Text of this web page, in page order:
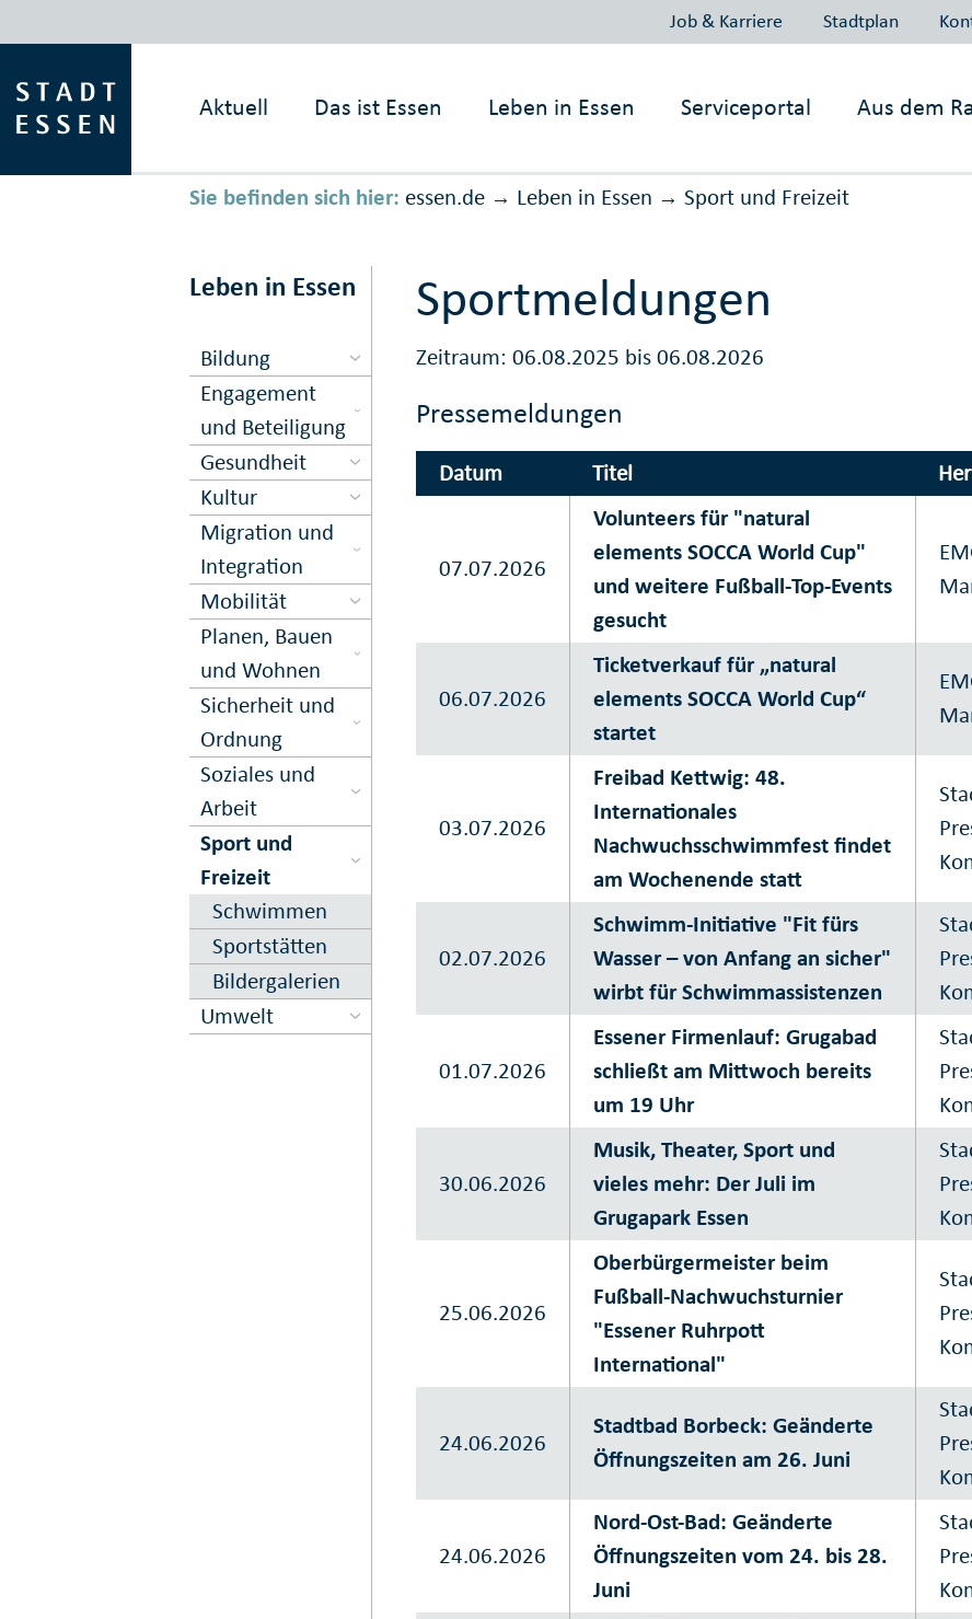
Job & Karriere Stadtplan
Aktuell Das ist Essen Leben in Essen Serviceportal Aus dem
Sie befinden sich hier: essen.de → Leben in Essen → Sport und Freizeit
Leben in Essen
Bildung
Engagement
und Beteiligung
Gesundheit
Kultur
Migration und
Inte­gration
Mobilität
Planen, Bauen
und Wohnen
Sicher­heit und
Ord­nung
Soziales und
Arbeit
Sport und
Freizeit
Schwimmen
Sportstätten
Bildergalerien
Umwelt
Sportmeldungen
Zeitraum: 06.08.2025 bis 06.08.2026
Pressemeldungen
Datum Titel
07.07.2026
Volunteers für "natural
elements SOCCA World Cup"
und weitere Fußball-Top-Events
gesucht
06.07.2026
Ticketverkauf für „natural
elements SOCCA World Cup“
startet
03.07.2026
Freibad Kettwig: 48.
Internationales
Nachwuchsschwimmfest findet
am Wochenende statt
02.07.2026
Schwimm-Initiative "Fit fürs
Wasser – von Anfang an sicher"
wirbt für Schwimmassistenzen
01.07.2026
Essener Firmenlauf: Grugabad
schließt am Mittwoch bereits
um 19 Uhr
30.06.2026
Musik, Theater, Sport und
vieles mehr: Der Juli im
Grugapark Essen
25.06.2026
Oberbürgermeister beim
Fußball-Nachwuchsturnier
"Essener Ruhrpott
International"
24.06.2026
Stadtbad Borbeck: Geänderte
Öffnungszeiten am 26. Juni
24.06.2026
Nord-Ost-Bad: Geänderte
Öffnungszeiten vom 24. bis 28.
Juni